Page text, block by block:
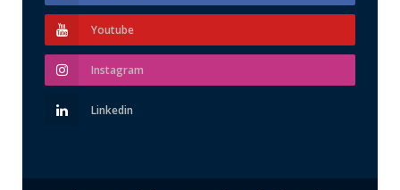
Youtube
Instagram
Linkedin